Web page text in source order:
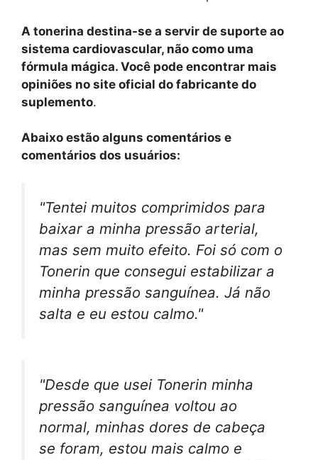
A tonerina destina-se a servir de suporte ao
sistema cardiovascular, não como uma
fórmula mágica. Você pode encontrar mais
opiniões no site oficial do fabricante do
suplemento.
Abaixo estão alguns comentários e
comentários dos usuários:
"Tentei muitos comprimidos para
baixar a minha pressão arterial,
mas sem muito efeito. Foi só com o
Tonerin que consegui estabilizar a
minha pressão sanguínea. Já não
salta e eu estou calmo."
"Desde que usei Tonerin minha
pressão sanguínea voltou ao
normal, minhas dores de cabeça
se foram, estou mais calmo e